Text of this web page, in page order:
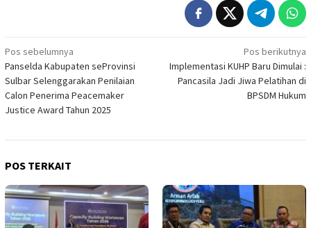
Navigasi
pos
Pos sebelumnya
Panselda Kabupaten seProvinsi
Sulbar Selenggarakan Penilaian
Calon Penerima Peacemaker
Justice Award Tahun 2025
Pos berikutnya
Implementasi KUHP Baru Dimulai :
Pancasila Jadi Jiwa Pelatihan di
BPSDM Hukum
POS TERKAIT